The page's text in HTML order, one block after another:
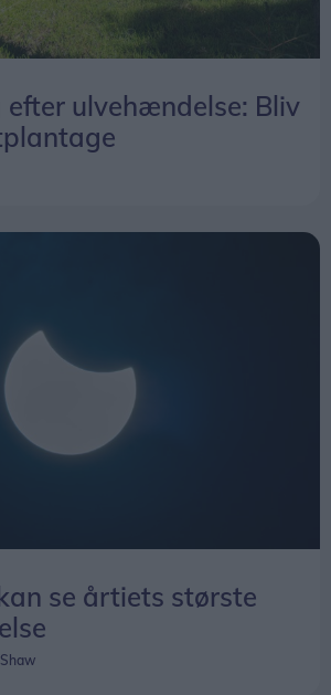
mig, siger hun.
skrevet af Steen Kaalø.
ulvehændelse: Bliv
se årtiets største